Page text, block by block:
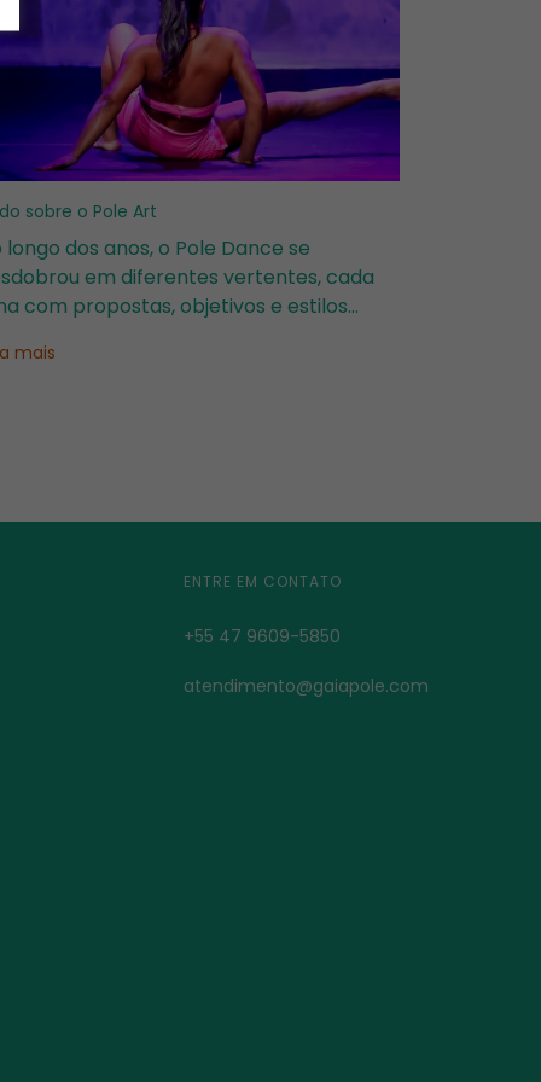
sobre o Pole Art
longo dos anos, o Pole Dance se
em diferentes vertentes, cada
com propostas, objetivos e estilos
de Pole Artístico, se destaca por
mais
ENTRE EM CONTATO
+55 47 9609-5850
atendimento@gaiapole.com